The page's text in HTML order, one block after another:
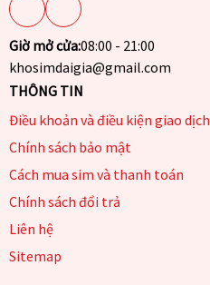
Giờ mở cửa:08:00 - 21:00
khosimdaigia@gmail.com
THÔNG TIN
Điều khoản và điều kiện giao dịch
Chính sách bảo mật
Cách mua sim và thanh toán
Chính sách đổi trả
Liên hệ
Sitemap